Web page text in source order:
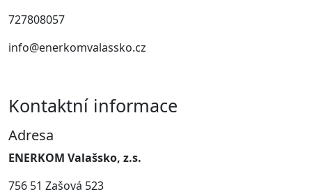
727808057
info@enerkomvalassko.cz
Kontaktní informace
Adresa
ENERKOM Valašsko, z.s.
756 51 Zašová 523